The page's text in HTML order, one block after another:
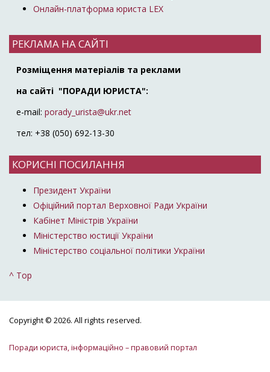
Онлайн-платформа юриста LEX
РЕКЛАМА НА САЙТІ
Розміщення матеріалів та реклами
на сайті "ПОРАДИ ЮРИСТА":
e-mail: porady_urista@ukr.net
тел: +38 (050) 692-13-30
КОРИСНІ ПОСИЛАННЯ
Президент України
Офіційний портал Верховної Ради України
Кабінет Міністрів України
Міністерство юстиції України
Міністерство соціальної політики України
^ Top
Copyright © 2026. All rights reserved.
Поради юриста, інформаційно – правовий портал